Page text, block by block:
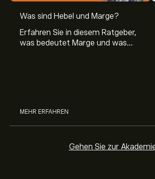
Was sind Hebel und Marge?
Erfahren Sie in diesem Ratgeber,
was bedeutet Marge und was
MEHR ERFAHREN
Gehen Sie zur